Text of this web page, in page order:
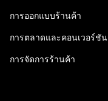
การออกแบบร้านค้า
การตลาดและคอนเวอร์ชัน
การจัดการร้านค้า